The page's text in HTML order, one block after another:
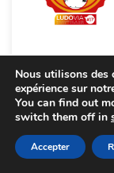
Nous utilisons des
expérience sur
You can find out
switch them off in
Accepter